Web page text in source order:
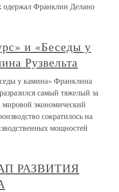
одержал Франклин Делано
и «Беседы у
Рузвельта
у камина» Франклина
самый тяжелый за
экономический
сократилось на
мощностей
РАЗВИТИЯ